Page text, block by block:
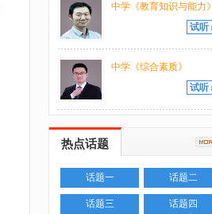
中学《教育知识与能力》
试听
中学《综合素质》
试听
热点话题
话题一 话题二
话题三 话题四